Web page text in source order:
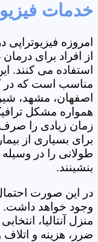
خدمات
امروزه فیزیوتراپی
از افراد برای
استفاده می کنند.
مناسب است که در
اصفهان، مشهد،
همواره مشکل
زمان زیادی را
برای بسیاری از
طولانی را در
بنشینند.
در این صورت
وجود خواهد داشت.
منزل آنتالیا،
ضرر، هزینه و